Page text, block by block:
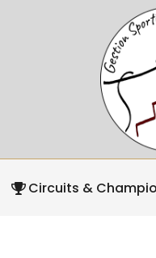
Circuits &